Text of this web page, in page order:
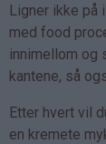
Ligner ikke på
med food
innimellom og
kantene, så
Etter hvert vil
en kremete